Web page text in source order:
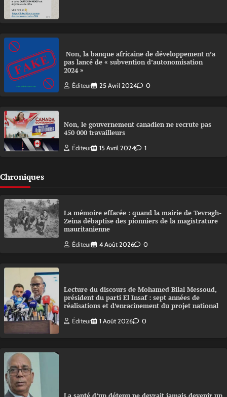
Non, la banque africaine de développement n’a
pas lancé de « subvention d’autonomisation
2024 »
Éditeur 25 Avril 2024 0
Non, le gouvernement canadien ne recrute pas
450 000 travailleurs
Éditeur 15 Avril 2024 1
Chroniques
La mémoire effacée : quand la mairie de Tevragh-
Zeina débaptise des pionniers de la magistrature
mauritanienne
Éditeur 4 Août 2026 0
Lecture du discours de Mohamed Bilal Messoud,
président du parti El Insaf : sept années de
réalisations et d’enracinement du projet national
Éditeur 1 Août 2026 0